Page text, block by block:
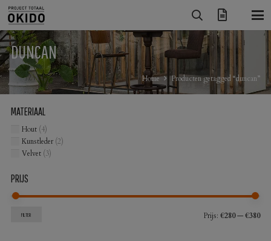
DUNCAN
Home Producten getagged “duncan”
MATERIAAL
Hout (4)
Kunstleder (2)
Velvet (3)
PRIJS
FILTER Prijs: €280—€380